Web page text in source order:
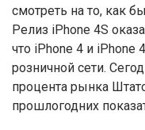
смотреть на то, как
Релиз iPhone 4S
что iPhone 4 и
розничной сети.
процента рынка
прошлогодних